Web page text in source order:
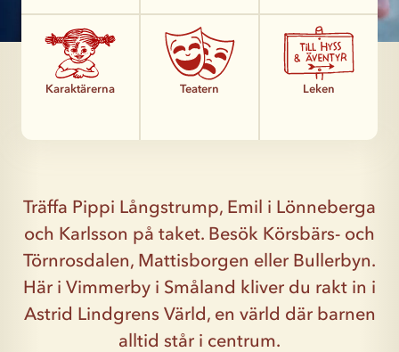
Karaktärerna Teatern Leken
Träffa Pippi Långstrump, Emil i Lönneberga
och Karlsson på taket. Besök Körsbärs- och
Törnrosdalen, Mattisborgen eller Bullerbyn.
Här i Vimmerby i Småland kliver du rakt in i
Astrid Lindgrens Värld, en värld där barnen
alltid står i centrum.